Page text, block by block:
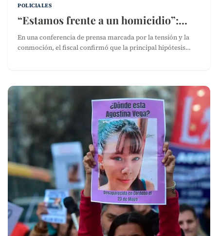
POLICIALES
“Estamos frente a un homicidio”:…
En una conferencia de prensa marcada por la tensión y la
conmoción, el fiscal confirmó que la principal hipótesis…